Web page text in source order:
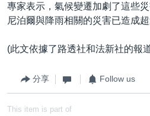
專家表示，氣候變遷加劇了這些
尼泊爾與降雨相關的災害已造成超
(此文依據了路透社和法新社的報
分享 Follow us
This item is part of